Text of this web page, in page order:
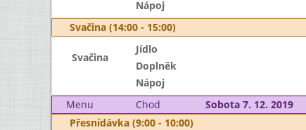
Nápoj
Svačina (14:00 - 15:00)
Svačina
Jídlo
Doplněk
Nápoj
Menu
Chod
Sobota 7. 12. 2019
Přesnídávka (9:00 - 10:00)